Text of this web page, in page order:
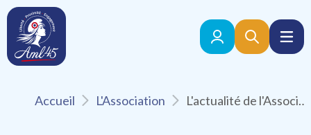
Accueil L'Association L'actualité de l'Association des Maires du Loiret